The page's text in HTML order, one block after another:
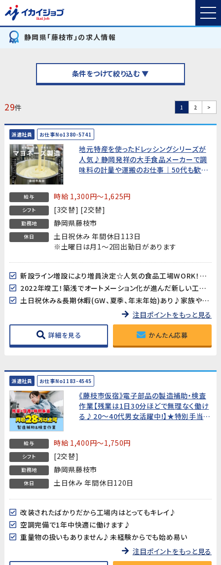
静岡県「藤枝市」の求人情報
条件をつけて絞り込む ▼
29件 1 2 >
派遣社員 お仕事No1380-5741
地元特産を使ったドレッシングシリーズが
人気♪静岡発祥の大手食品メーカーで調
味料の計量や運搬のお仕事｜50代も歓迎
給与 時給 1,300円～1,625円
シフト [3交替] [2交替]
勤務地 静岡県藤枝市
休日
土日祝休み 年間休日113日
※土曜日は月1～2回出勤日があります
新設ライン増設により増員決定☆人気の食品工場WORK！ご応募今すぐ！
2022年竣工！築浅でオートメーション化が進んだ新しい工場でのお仕事です
土日祝休み＆長期休暇(GW、夏季、年末年始)あり♪家族や友人とのお休みも合わせやすいのが嬉しい☆
注目ポイントをもっと見る
詳細を見る かんたん応募
派遣社員 お仕事No1183-4545
《藤枝市仮宿》電子部品の製造補助・検査
作業【残業は1日30分ほどで無理なく働け
る♪20～40代男女活躍中!】★特別手当あ
給与 時給 1,400円～1,750円
シフト [2交替]
勤務地 静岡県藤枝市
休日 土日休み 年間休日120日
改装されたばかりだから工場内はとってもキレイ♪
空調完備で1年中快適に働けます♪
重量物の扱いもありません♪未経験からでも始め易い
注目ポイントをもっと見る